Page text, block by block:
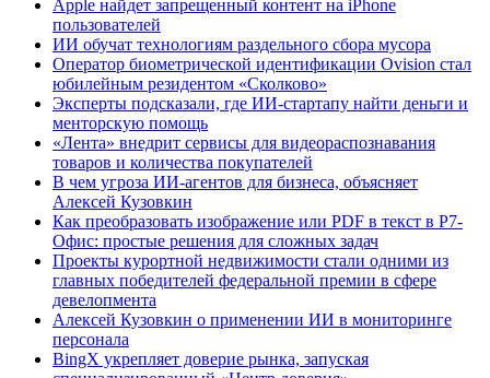
Apple найдет запрещенный контент на iPhone
пользователей
ИИ обучат технологиям раздельного сбора мусора
Оператор биометрической идентификации Ovision стал
юбилейным резидентом «Сколково»
Эксперты подсказали, где ИИ-стартапу найти деньги и
менторскую помощь
«Лента» внедрит сервисы для видеораспознавания
товаров и количества покупателей
В чем угроза ИИ-агентов для бизнеса, объясняет
Алексей Кузовкин
Как преобразовать изображение или PDF в текст в Р7-
Офис: простые решения для сложных задач
Проекты курортной недвижимости стали одними из
главных победителей федеральной премии в сфере
девелопмента
Алексей Кузовкин о применении ИИ в мониторинге
персонала
BingX укрепляет доверие рынка, запуская